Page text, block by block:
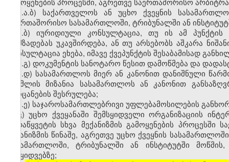
ჩ.ა.ბ) საქართველოს ან უცხო ქვეყნის
საერთაშორისო სასამართლოში, ტრიბუნალში ან
ჩ.ბ) იურიდიული კონსულტაცია, თუ ის ამ პუნქტის
მომზადებას უკავშირდება, ან თუ არსებობს აშკარა
კონსულტაცია ეხება, იმავე ქვეპუნქტის შესაბამისად
ჩ.გ) დოკუმენტის სანოტარო წესით დამოწმება და
ჩ.დ) სასამართლოს მიერ ან კანონით დანიშნული
რომლის მიზანია სასამართლოს ან კანონით
ამოცანების შესრულება;
ჩ.ე) საჯაროსამართლებრივი უფლებამოსილების
ც) უცხო ქვეყანაში შემსყიდველი ორგანიზაციის
გადაწყვეტის სხვა მექანიზმის გამოყენების
მექანიზმის წინაშე, აგრეთვე უცხო ქვეყნის
სასამართლოში, ტრიბუნალში ან ინსტიტუტში
შესყიდვებზე;